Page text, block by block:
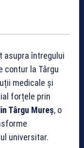
asupra întregului
contur la Târgu
medicale și
forțele prin
Târgu Mureș, o
universitar.